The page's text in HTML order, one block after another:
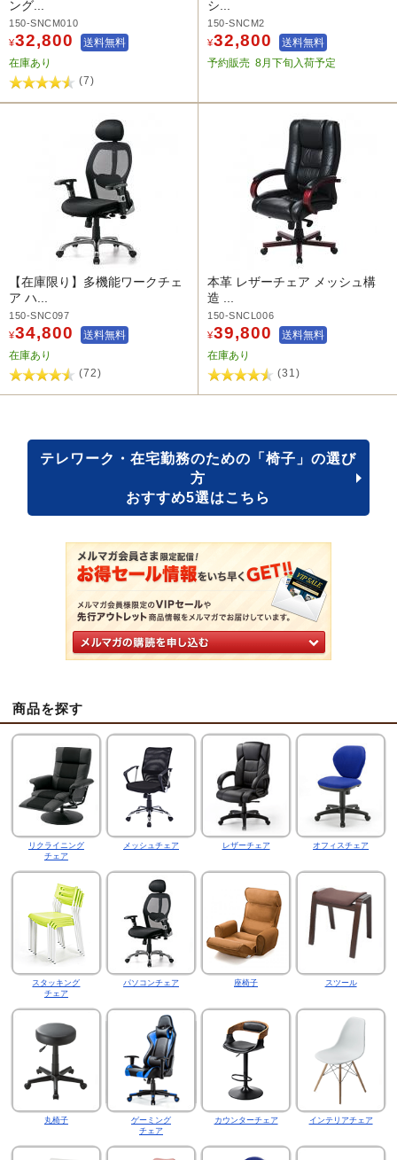
ング...
150-SNCM010
¥32,800
送料無料
在庫あり
(7)
シ...
150-SNCM2
¥32,800
送料無料
予約販売 8月下旬入荷予定
【在庫限り】多機能ワークチェ
ア ハ...
150-SNC097
¥34,800
送料無料
在庫あり
(72)
本革 レザーチェア メッシュ構
造 ...
150-SNCL006
¥39,800
送料無料
在庫あり
(31)
テレワーク・在宅勤務のための「椅子」の選び
方
おすすめ5選はこちら
商品を探す
リクライニング
チェア
メッシュチェア レザーチェア オフィスチェア
スタッキング
チェア
パソコンチェア 座椅子 スツール
丸椅子
ゲーミング
チェア
カウンターチェア インテリアチェア